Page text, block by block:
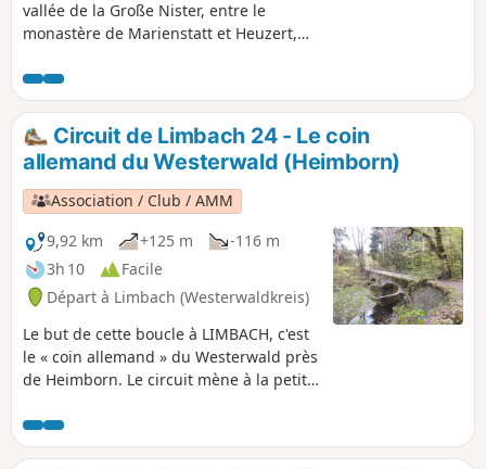
vallée de la Große Nister, entre le
monastère de Marienstatt et Heuzert,
naturels et culturels. Pour avoir assez
de temps pour tout visiter, mieux vaut
prévoir une journée pour cette balade.
Circuit de Limbach 24 - Le coin
allemand du Westerwald (Heimborn)
Association / Club / AMM
9,92 km
+125 m
-116 m
3h 10
Facile
Départ à Limbach (Westerwaldkreis)
Le but de cette boucle à LIMBACH, c'est
le « coin allemand » du Westerwald près
de Heimborn. Le circuit mène à la petite
terrain de Freischach et le musée du
village qui vaut le détour, jusqu'au «